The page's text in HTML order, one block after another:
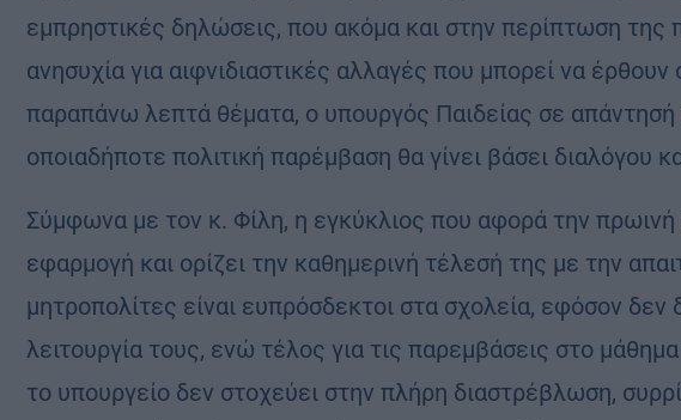
εμπρηστικές δηλώσεις, που ακόμα και στην περίπτωση
ανησυχία για αιφνιδιαστικές αλλαγές που μπορεί να
παραπάνω λεπτά θέματα, ο υπουργός Παιδείας σε
οποιαδήποτε πολιτική παρέμβαση θα γίνει βάσει διαλόγου
Σύμφωνα με τον κ. Φίλη, η εγκύκλιος που αφορά την πρωινή
εφαρμογή και ορίζει την καθημερινή τέλεσή της με την
μητροπολίτες είναι ευπρόσδεκτοι στα σχολεία, εφόσον δεν
λειτουργία τους, ενώ τέλος για τις παρεμβάσεις στο
το υπουργείο δεν στοχεύει στην πλήρη διαστρέβλωση,